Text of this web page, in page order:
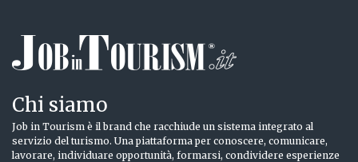
Chi siamo
Job in Tourism è il brand che racchiude un sistema integrato al
servizio del turismo. Una piattaforma per conoscere, comunicare,
lavorare, individuare opportunità, formarsi, condividere esperienze